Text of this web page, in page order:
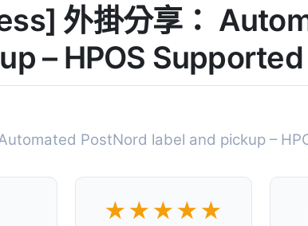
外掛分享：
– HPOS Supported
PostNord label and pickup –
★★★★★